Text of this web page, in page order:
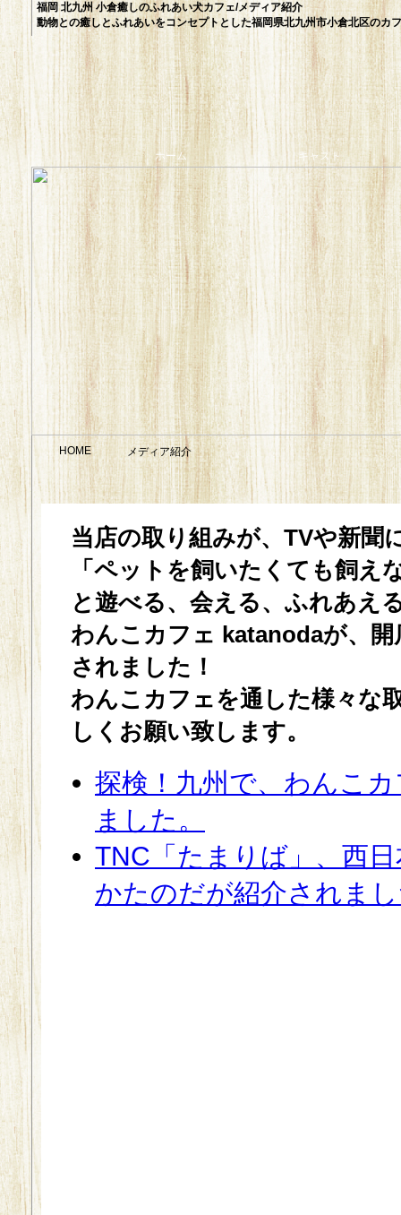
福岡 北九州 小倉癒しのふれあい犬カフェ/メディア紹介
動物との癒しとふれあいをコンセプトとした福岡県北九州市小倉北区の
ホーム キャスト
HOME メディア紹介
当店の取り組みが、TVや新聞
「ペットを飼いたくても飼え
と遊べる、会える、ふれあえ
わんこカフェ katanodaが、
されました！
わんこカフェを通した様々な
しくお願い致します。
探検！九州で、わんこ
ました。
TNC「たまりば」、西
かたのだが紹介されま